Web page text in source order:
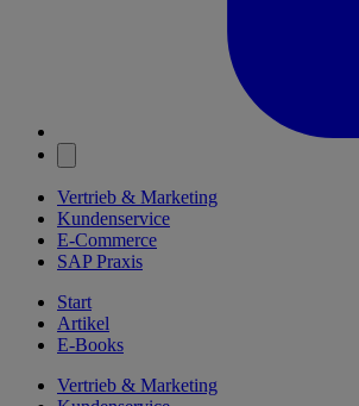
Vertrieb & Marketing
Kundenservice
E-Commerce
SAP Praxis
Start
Artikel
E-Books
Vertrieb & Marketing